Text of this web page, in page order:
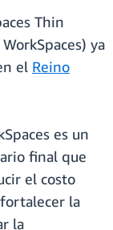
Thin
ya
el Reino
es un
final que
el costo
la
la